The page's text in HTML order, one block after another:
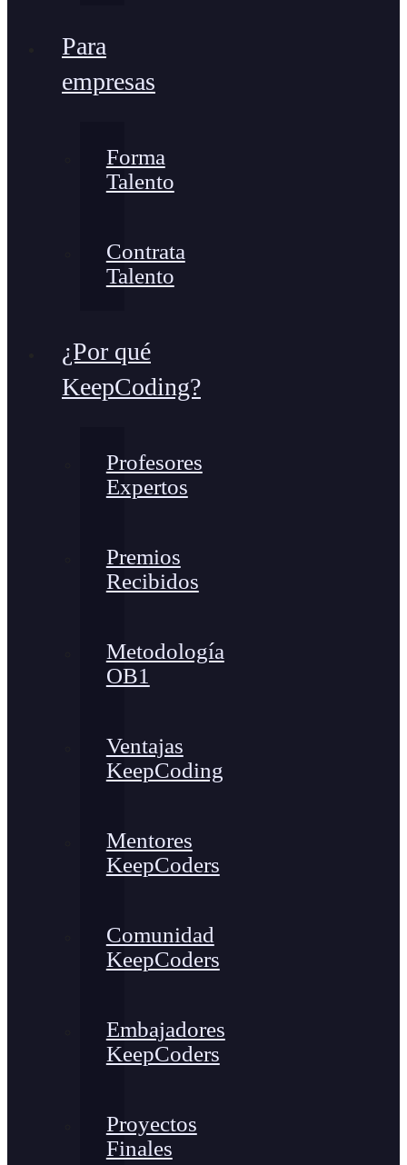
Para
empresas
Forma
Talento
Contrata
Talento
¿Por qué
KeepCoding?
Profesores
Expertos
Premios
Recibidos
Metodología
OB1
Ventajas
KeepCoding
Mentores
KeepCoders
Comunidad
KeepCoders
Embajadores
KeepCoders
Proyectos
Finales